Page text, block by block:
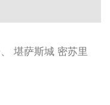
堪萨斯城 密苏里